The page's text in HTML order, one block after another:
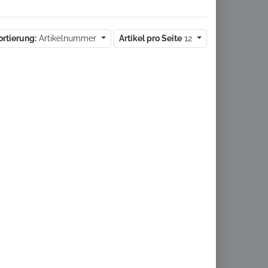
Artikelnummer Artikel pro Seite 12